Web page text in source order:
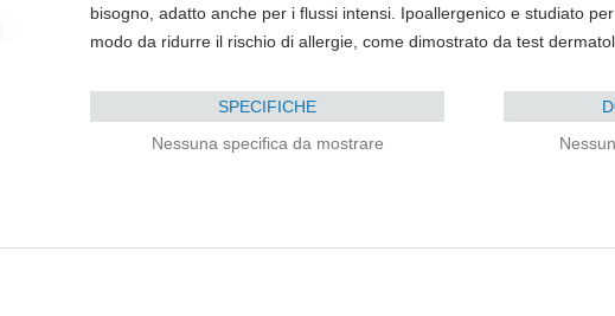
bisogno, adatto anche per i flussi intensi. Ipoallergenico e studiato
modo da ridurre il rischio di allergie, come dimostrato da test
SPECIFICHE
Nessuna specifica da mostrare